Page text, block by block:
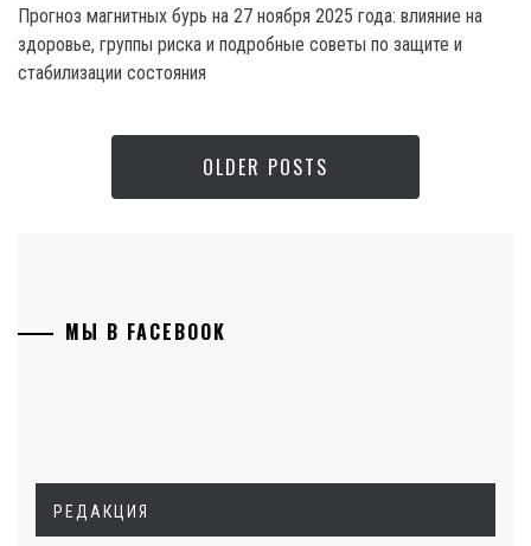
Прогноз магнитных бурь на 27 ноября 2025 года: влияние на
здоровье, группы риска и подробные советы по защите и
стабилизации состояния
OLDER POSTS
МЫ В FACEBOOK
РЕДАКЦИЯ